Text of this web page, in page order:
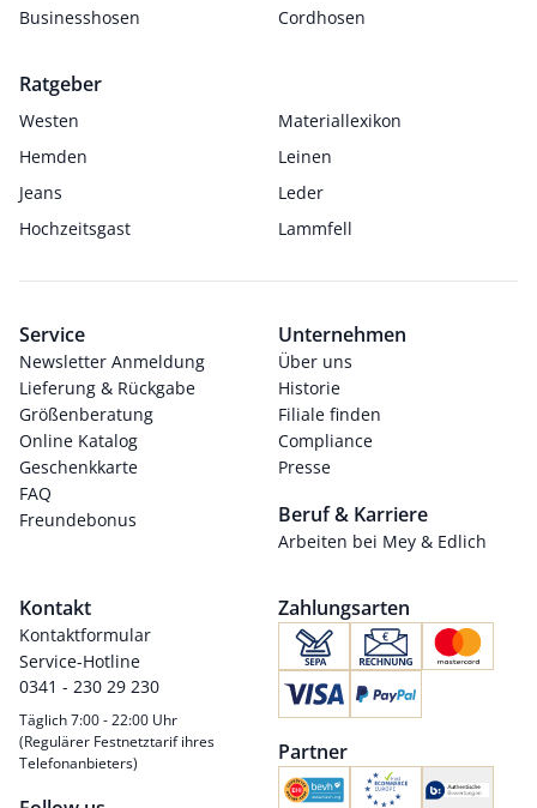
Businesshosen
Cordhosen
Ratgeber
Westen
Materiallexikon
Hemden
Leinen
Jeans
Leder
Hochzeitsgast
Lammfell
Service
Newsletter Anmeldung
Lieferung & Rückgabe
Größenberatung
Online Katalog
Geschenkkarte
FAQ
Freundebonus
Unternehmen
Über uns
Historie
Filiale finden
Compliance
Presse
Beruf & Karriere
Arbeiten bei Mey & Edlich
Kontakt
Kontaktformular
Service-Hotline
0341 - 230 29 230
Täglich 7:00 - 22:00 Uhr
(Regulärer Festnetztarif ihres
Telefonanbieters)
Zahlungsarten
Partner